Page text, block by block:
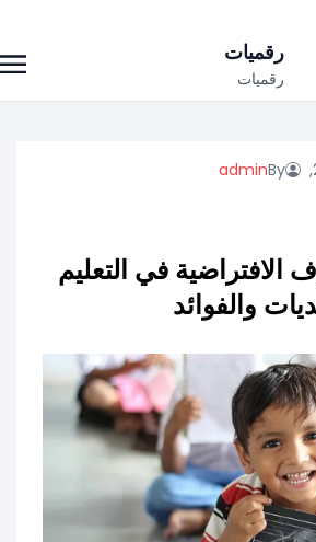
رقميات
رقميات
By
admin
الافتراضية في التعليم
والفوائد